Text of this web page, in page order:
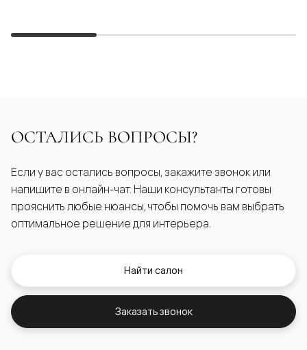
ОСТАЛИСЬ ВОПРОСЫ?
Если у вас остались вопросы, закажите звонок или
напишите в онлайн-чат. Наши консультанты готовы
прояснить любые нюансы, чтобы помочь вам выбрать
оптимальное решение для интерьера.
Найти салон
Заказать звонок